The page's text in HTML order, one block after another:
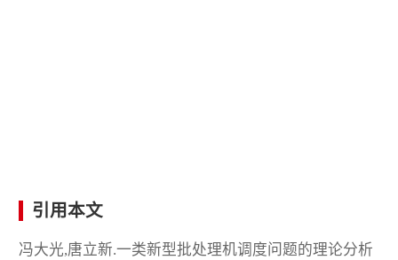
引用本文
冯大光,唐立新.一类新型批处理机调度问题的理论分析